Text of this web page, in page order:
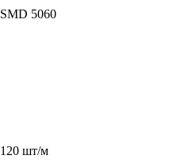
SMD 5060
120 шт/м